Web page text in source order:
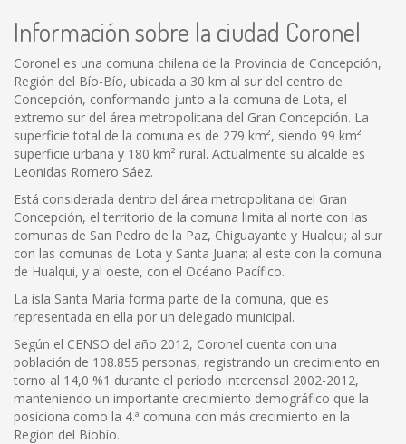
Información sobre la ciudad Coronel
Coronel es una comuna chilena de la Provincia de Concepción,
Región del Bío-Bío, ubicada a 30 km al sur del centro de
Concepción, conformando junto a la comuna de Lota, el
extremo sur del área metropolitana del Gran Concepción. La
superficie total de la comuna es de 279 km², siendo 99 km²
superficie urbana y 180 km² rural. Actualmente su alcalde es
Leonidas Romero Sáez.
Está considerada dentro del área metropolitana del Gran
Concepción, el territorio de la comuna limita al norte con las
comunas de San Pedro de la Paz, Chiguayante y Hualqui; al sur
con las comunas de Lota y Santa Juana; al este con la comuna
de Hualqui, y al oeste, con el Océano Pacífico.
La isla Santa María forma parte de la comuna, que es
representada en ella por un delegado municipal.
Según el CENSO del año 2012, Coronel cuenta con una
población de 108.855 personas, registrando un crecimiento en
torno al 14,0 %1 durante el período intercensal 2002-2012,
manteniendo un importante crecimiento demográfico que la
posiciona como la 4.ª comuna con más crecimiento en la
Región del Biobío.